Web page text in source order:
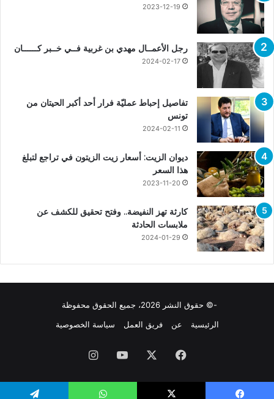
2023-12-19
رجل الأعمــال مهدي بن غربية فــي خــبر كــــــان
2024-02-17
تفاصيل إحباط عمليّة فرار أحد أكبر الحيتان من
تونس
2024-02-11
ديوان الزيت: أسعار زيت الزيتون في تراجع لتبلغ
هذا السعر
2023-11-20
كارثة تهز النفيضة.. وفتح تحقيق للكشف عن
ملابسات الحادثة
2024-01-29
-© حقوق النشر 2026، جميع الحقوق محفوظة
الرئيسية
عن فريق العمل سياسة الخصوصية
فيسبوك يوتيوبانستقرام